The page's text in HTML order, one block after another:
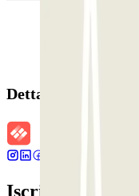
Dettagli della
Iscriviti alla